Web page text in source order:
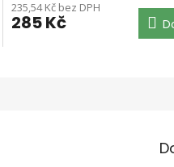
235,54 Kč bez DPH
285 Kč